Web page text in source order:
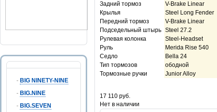
- BIG NINETY-NINE
- BIG.NINE
- BIG.SEVEN
Задний тормоз
V-Brake Linear
Крылья
Steel Long Fender
Передний тормоз
V-Brake Linear
Подседельный штырь Steel 27.2
Рулевая колонка
Steel-Headset
Руль
Merida Rise 540
Седло
Bella 24
Тип тормозов
ободной
Тормозные ручки
Junior Alloy
17 110 руб.
Нет в наличии